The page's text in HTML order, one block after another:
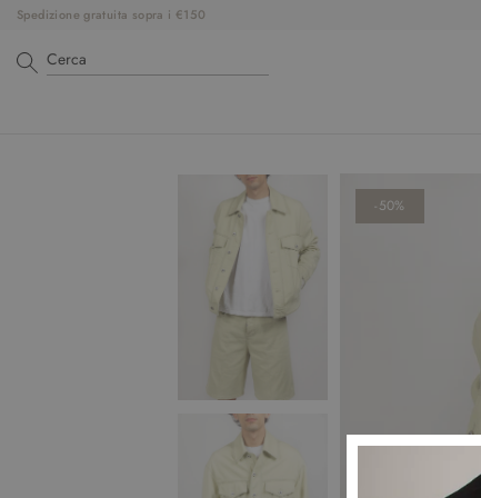
Spedizione gratuita sopra i €150
-50%